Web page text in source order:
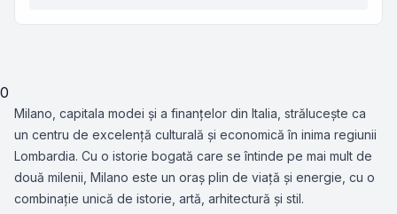
0
Milano, capitala modei și a finanțelor din Italia, strălucește ca
un centru de excelență culturală și economică în inima regiunii
Lombardia. Cu o istorie bogată care se întinde pe mai mult de
două milenii, Milano este un oraș plin de viață și energie, cu o
combinație unică de istorie, artă, arhitectură și stil.